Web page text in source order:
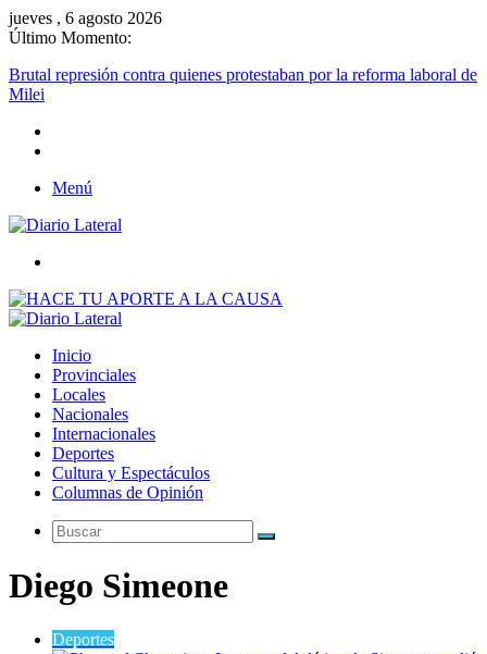
jueves , 6 agosto 2026
Último Momento:
Brutal represión contra quienes protestaban por la reforma laboral de
Milei
Menú
Inicio
Provinciales
Locales
Nacionales
Internacionales
Deportes
Cultura y Espectáculos
Columnas de Opinión
Buscar
Diego Simeone
Deportes